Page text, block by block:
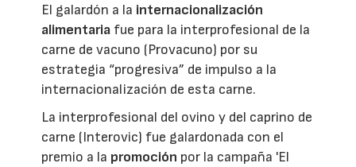
El galardón a la internacionalización
alimentaria fue para la interprofesional de la
carne de vacuno (Provacuno) por su
estrategia “progresiva” de impulso a la
internacionalización de esta carne.
La interprofesional del ovino y del caprino de
carne (Interovic) fue galardonada con el
premio a la promoción por la campaña 'El